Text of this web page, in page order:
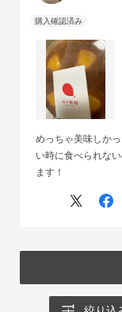
めっちゃ美味しか
い時に食べられな
ます！